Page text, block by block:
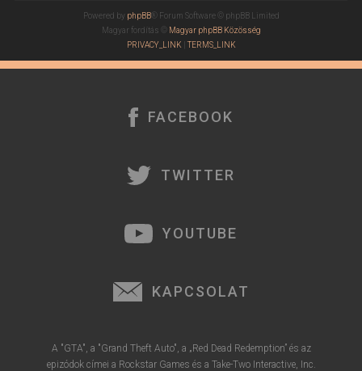
Powered by phpBB® Forum Software © phpBB Limited
Magyar fordítás © Magyar phpBB Közösség
PRIVACY_LINK |TERMS_LINK
FACEBOOK
TWITTER
YOUTUBE
KAPCSOLAT
A "GTA", a "Grand Theft Auto", a „Red Dead Redemption” és az
epizódok címei a Rockstar Games és a Take-Two Interactive, Inc.